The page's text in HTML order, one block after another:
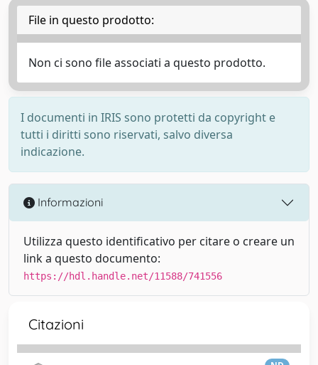
File in questo prodotto:
Non ci sono file associati a questo prodotto.
I documenti in IRIS sono protetti da copyright e
tutti i diritti sono riservati, salvo diversa
indicazione.
Informazioni
Utilizza questo identificativo per citare o creare un
link a questo documento:
https://hdl.handle.net/11588/741556
Citazioni